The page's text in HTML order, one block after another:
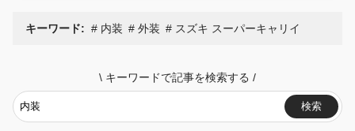
キーワード: 内装 外装 スズキ スーパーキャリイ
\ キーワードで記事を検索する /
検索